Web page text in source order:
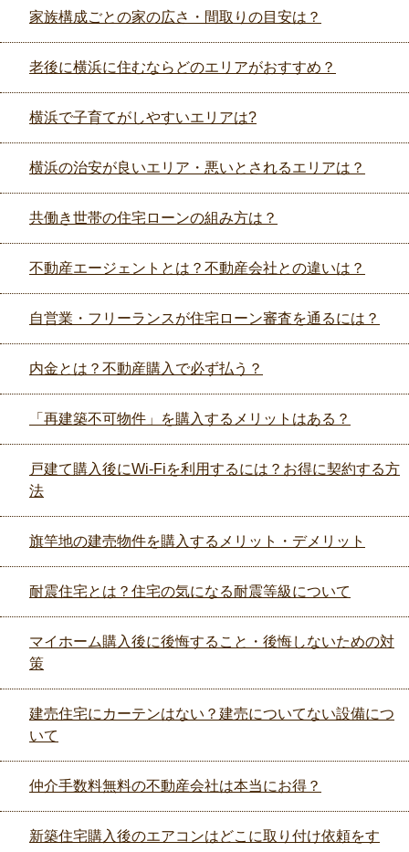
家族構成ごとの家の広さ・間取りの目安は？
老後に横浜に住むならどのエリアがおすすめ？
横浜で子育てがしやすいエリアは?
横浜の治安が良いエリア・悪いとされるエリアは？
共働き世帯の住宅ローンの組み方は？
不動産エージェントとは？不動産会社との違いは？
自営業・フリーランスが住宅ローン審査を通るには？
内金とは？不動産購入で必ず払う？
「再建築不可物件」を購入するメリットはある？
戸建て購入後にWi-Fiを利用するには？お得に契約する方
法
旗竿地の建売物件を購入するメリット・デメリット
耐震住宅とは？住宅の気になる耐震等級について
マイホーム購入後に後悔すること・後悔しないための対
策
建売住宅にカーテンはない？建売についてない設備につ
いて
仲介手数料無料の不動産会社は本当にお得？
新築住宅購入後のエアコンはどこに取り付け依頼をす